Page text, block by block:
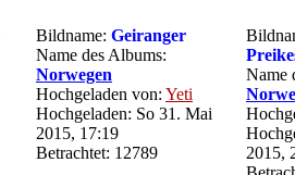
Bildname: Geiranger
Name des Albums:
Norwegen
Hochgeladen von: Yeti
Hochgeladen: So 31. Mai
2015, 17:19
Betrachtet: 12789
Name
2015,